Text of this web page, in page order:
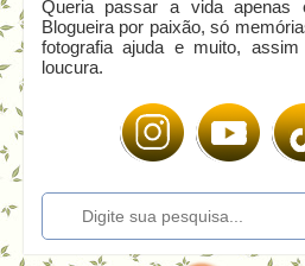
Queria passar a vida apenas
Blogueira por paixão, só
fotografia ajuda e muito,
loucura.